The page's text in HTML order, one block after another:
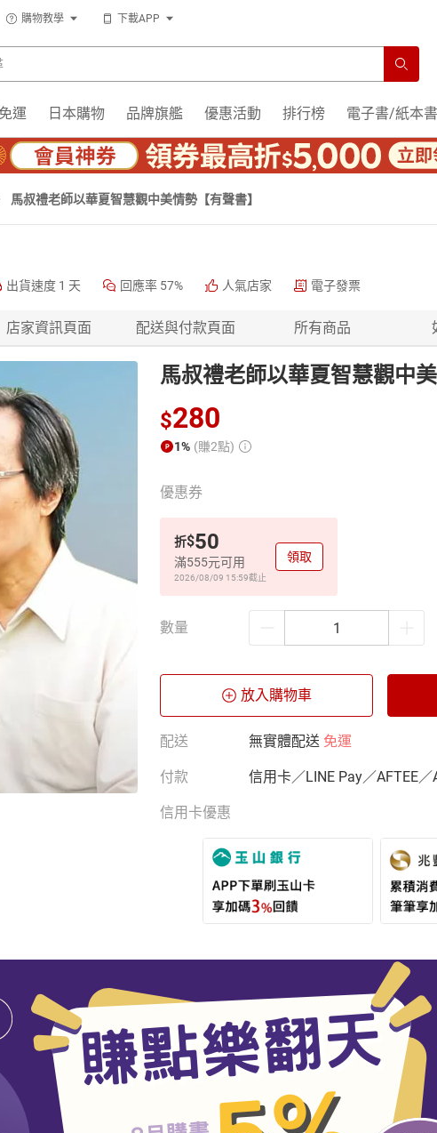
購物教學 下載APP
運 日本購物 品牌旗艦 優惠活動 排行榜 電子書/紙本書
馬叔禮老師以華夏智慧觀中美情勢【有聲書】
出貨速度 1 天 回應率 57% 人氣店家 電子發票
店家資訊頁面 配送與付款頁面 所有商品
馬叔禮老師以華夏智慧觀中
$280
1% (賺2點)
優惠券
折$50
滿555元可用
2026/08/09 15:59截止
領取
數量
放入購物車
配送 無實體配送 免運
付款 信用卡／LINE Pay／AFTEE／
信用卡優惠